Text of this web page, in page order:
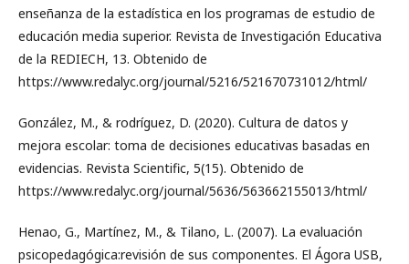
enseñanza de la estadística en los programas de estudio de
educación media superior. Revista de Investigación Educativa
de la REDIECH, 13. Obtenido de
https://www.redalyc.org/journal/5216/521670731012/html/
González, M., & rodríguez, D. (2020). Cultura de datos y
mejora escolar: toma de decisiones educativas basadas en
evidencias. Revista Scientific, 5(15). Obtenido de
https://www.redalyc.org/journal/5636/563662155013/html/
Henao, G., Martínez, M., & Tilano, L. (2007). La evaluación
psicopedagógica:revisión de sus componentes. El Ágora USB,